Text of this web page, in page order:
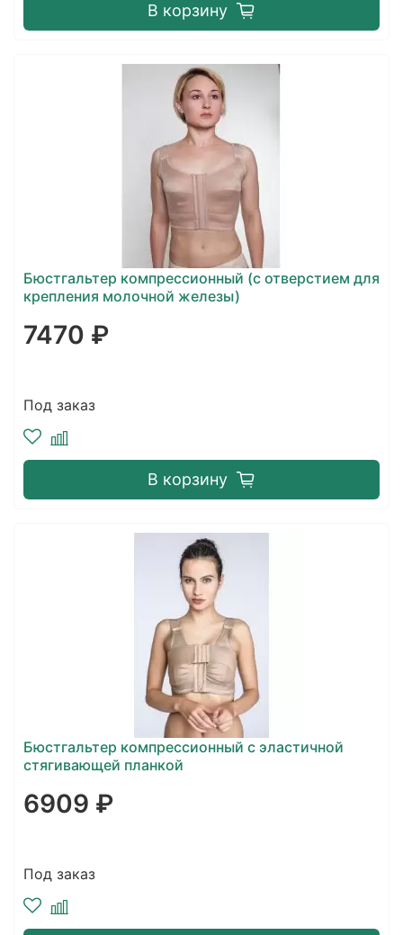
В корзину
Бюстгальтер компрессионный (с отверстием для
крепления молочной железы)
7470 ₽
Под заказ
В корзину
Бюстгальтер компрессионный с эластичной
стягивающей планкой
6909 ₽
Под заказ